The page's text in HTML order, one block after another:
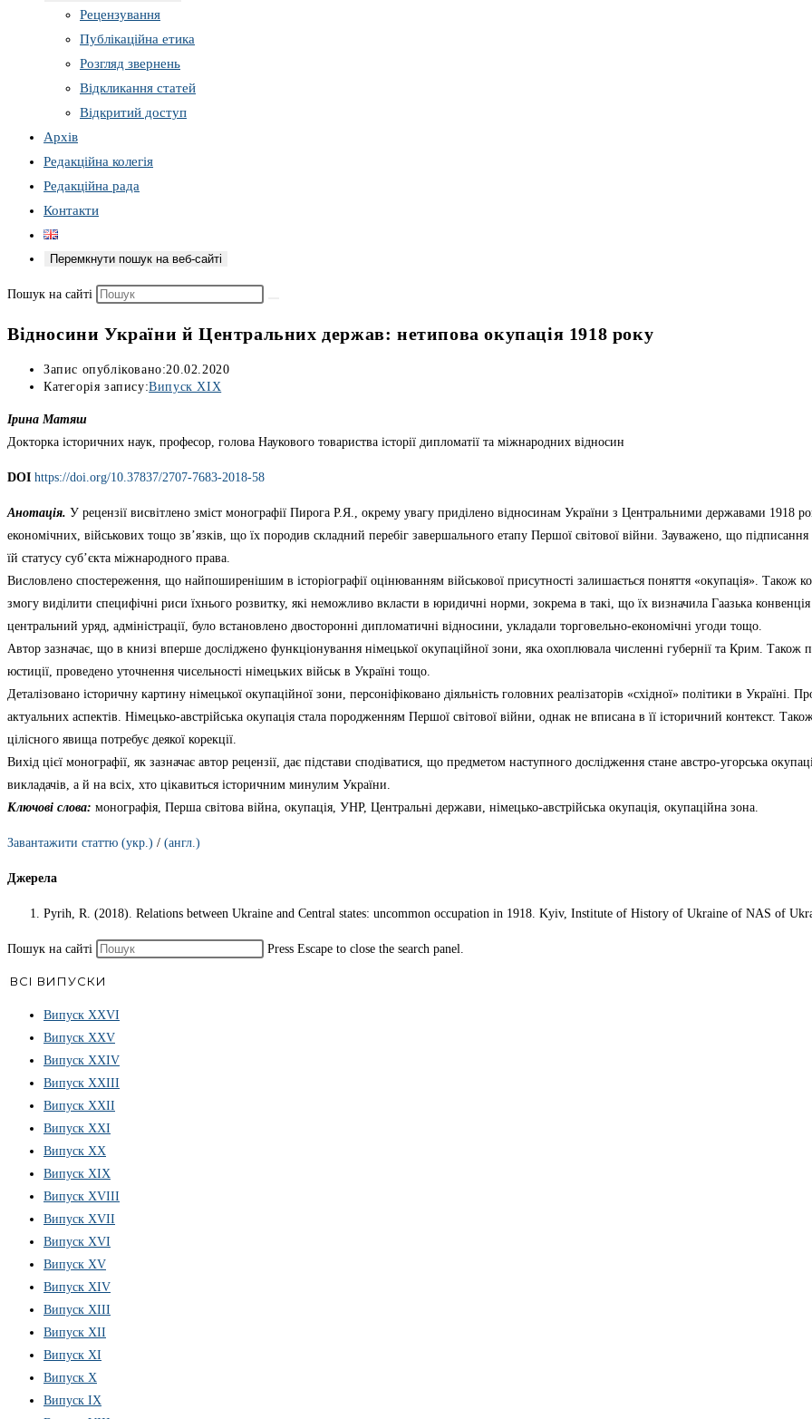
Рецензування
Публікаційна етика
Розгляд звернень
Відкликання статей
Відкритий доступ
Архів
Редакційна колегія
Редакційна рада
Контакти
Перемкнути пошук на веб-сайті
Пошук на сайті
Відносини України й Центральних держав: нетипова окупація 1918 року
Запис опубліковано:20.02.2020
Категорія запису:Випуск XIX
Ірина Матяш
Докторка історичних наук, професор, голова Наукового товариства історії дипломатії та міжнародних відносин
DOІ https://doi.org/10.37837/2707-7683-2018-58
Анотація. У рецензії висвітлено зміст монографії Пирога Р.Я., окрему увагу приділено відносинам України з Центральними державами 1918
економічних, військових тощо зв’язків, що їх породив складний перебіг завершального етапу Першої світової війни. Зауважено, що
їй статусу суб’єкта міжнародного права.
Висловлено спостереження, що найпоширенішим в історіографії оцінюванням військової присутності залишається поняття «окупація».
змогу виділити специфічні риси їхнього розвитку, які неможливо вкласти в юридичні норми, зокрема в такі, що їх визначила Гаазька конвенція
центральний уряд, адміністрації, було встановлено двосторонні дипломатичні відносини, укладали торговельно-економічні угоди тощо.
Автор зазначає, що в книзі вперше досліджено функціонування німецької окупаційної зони, яка охоплювала численні губернії та Крим. Також
юстиції, проведено уточнення чисельності німецьких військ в Україні тощо.
Деталізовано історичну картину німецької окупаційної зони, персоніфіковано діяльність головних реалізаторів «східної» політики в
актуальних аспектів. Німецько-австрійська окупація стала породженням Першої світової війни, однак не вписана в її історичний контекст.
цілісного явища потребує деякої корекції.
Вихід цієї монографії, як зазначає автор рецензії, дає підстави сподіватися, що предметом наступного дослідження стане австро-угорська
викладачів, а й на всіх, хто цікавиться історичним минулим України.
Ключові слова: монографія, Перша світова війна, окупація, УНР, Центральні держави, німецько-австрійська окупація, окупаційна зона.
Завантажити статтю (укр.) / (англ.)
Джерела
Pyrih, R. (2018). Relations between Ukraine and Central states: uncommon occupation in 1918. Kyiv, Institute of History of Ukraine of NAS of
Пошук на сайті Press Escape to close the search panel.
ВСІ ВИПУСКИ
Випуск ХХVІ
Випуск XXV
Випуск XXIV
Випуск XXIII
Випуск XXII
Випуск XXI
Випуск XX
Випуск XIX
Випуск XVIII
Випуск XVII
Випуск XVI
Випуск XV
Випуск XIV
Випуск XIII
Випуск XII
Випуск XI
Випуск X
Випуск IX